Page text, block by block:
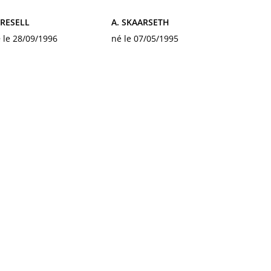
le 28/09/1996
A. SKAARSETH
né le 07/05/1995